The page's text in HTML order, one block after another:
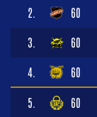
2. 60
3. 60
4. 60
5. 60